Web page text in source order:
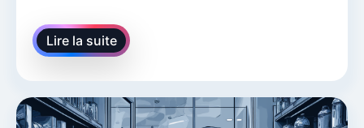
Lire la suite